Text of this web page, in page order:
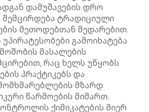
დამუშავების დრო
შემცირდება ტრადიციული
მეთოდებთან შედარებით.
გამოიხატება
მასალების
რაც ხელს უწყობს
პრაქტიკებს და
მზარდ
წარმოების მიმართ.
ქიმიკატების მიერ